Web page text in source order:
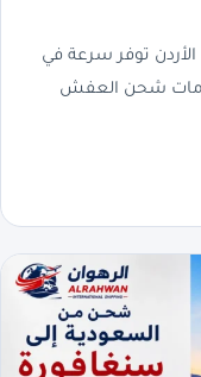
توفر سرعة في
خدمات شحن العفش